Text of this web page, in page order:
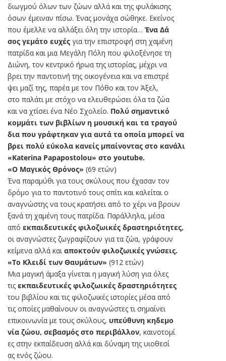
διωγμού όλων των ζώων αλλά και της φυλάκισης
όσων έμειναν πίσω. Ένας μονάχα σώθηκε. Εκείνος
που έμελλε να αλλάξει όλη την ιστορία… Ένα Δά
σος γεμάτο ευχές για την επιστροφή στη χαμένη
πατρίδα και μια Μεγάλη Πόλη που φιλοξένησε τη
Διώνη, τον κεντρικό ήρωα της ιστορίας, μέχρι να
βρει την παντοτινή της οικογένεια και να επιστρέ
ψει μαζί της, παρέα με τον Πόθο και τον Άξελ,
στο παλάτι με στόχο να ελευθερώσει όλα τα ζώα
και να χτίσει ένα Νέο Σχολείο. Πολύ σημαντικό
κομμάτι των βιβλίων η μουσική και τα τραγού
δια που γράφτηκαν για αυτά τα οποία μπορεί να
βρει πολύ εύκολα κανείς μπαίνοντας στο κανάλι
«Katerina Papapostolou» στο youtube.
«Ο Μαγικός Θρόνος» (69 ετών)
Ένα παραμύθι για τους σκύλους που έχασαν τον
δρόμο για το παντοτινό τους σπίτι και καλείται ο
αναγνώστης να τους κρατήσει από το χέρι να βρουν
ξανά τη χαμένη τους πατρίδα. Παράλληλα, μέσα
από εκπαιδευτικές φιλοζωικές δραστηριότητες,
οι αναγνώστες ζωγραφίζουν για τα ζώα, γράφουν
κείμενα αλλά καιαποκτούν φιλοζωικές γνώσεις.
«Το Κλειδί των Θαυμάτων» (912 ετών)
Μια μαγική άμαξα γίνεται η μαγική λύση για όλες
τις εκπαιδευτικές φιλοζωικές δραστηριότητες
του βιβλίου και τις φιλοζωικές ιστορίες μέσα από
τις οποίες μαθαίνουν οι αναγνώστες τι σημαίνει
επικοινωνία με τους σκύλους, υπεύθυνη κηδεμο
νία ζώου, σεβασμός στο περιβάλλον, καινοτομί
ες στην εκπαίδευση αλλά και δύναμη της υιοθεσί
ας ενός ζώου.